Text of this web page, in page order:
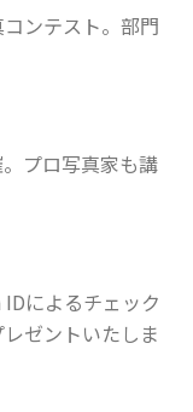
ンテスト。部門
プロ写真家も講
によるチェック
ゼントいたしま